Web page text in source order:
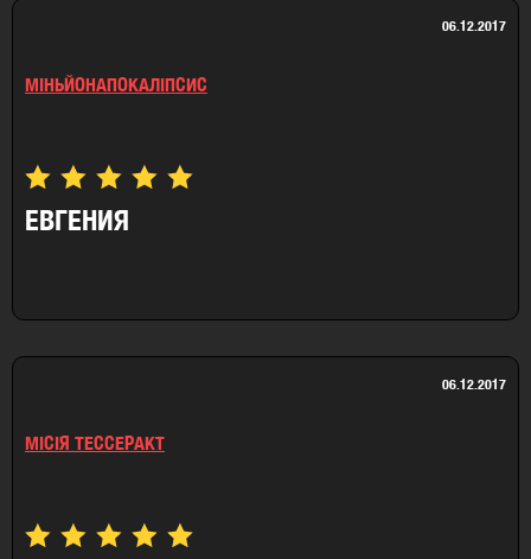
МІНЬЙОНАПОКАЛІПСИС
ЕВГЕНИЯ
06.12.2017
МІСІЯ ТЕССЕРАКТ
06.12.2017